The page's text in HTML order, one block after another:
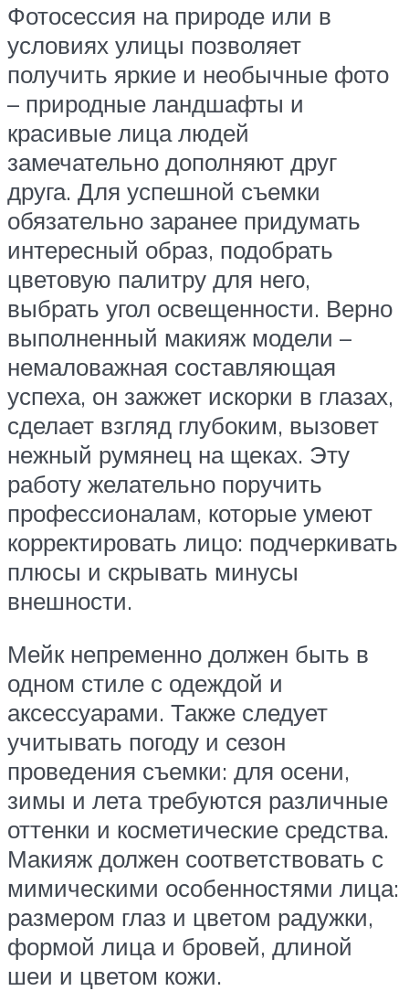
Фотосессия на природе или в
условиях улицы позволяет
получить яркие и необычные фото
– природные ландшафты и
красивые лица людей
замечательно дополняют друг
друга. Для успешной съемки
обязательно заранее придумать
интересный образ, подобрать
цветовую палитру для него,
выбрать угол освещенности. Верно
выполненный макияж модели –
немаловажная составляющая
успеха, он зажжет искорки в глазах,
сделает взгляд глубоким, вызовет
нежный румянец на щеках. Эту
работу желательно поручить
профессионалам, которые умеют
корректировать лицо: подчеркивать
плюсы и скрывать минусы
внешности.
Мейк непременно должен быть в
одном стиле с одеждой и
аксессуарами. Также следует
учитывать погоду и сезон
проведения съемки: для осени,
зимы и лета требуются различные
оттенки и косметические средства.
Макияж должен соответствовать с
мимическими особенностями лица:
размером глаз и цветом радужки,
формой лица и бровей, длиной
шеи и цветом кожи.